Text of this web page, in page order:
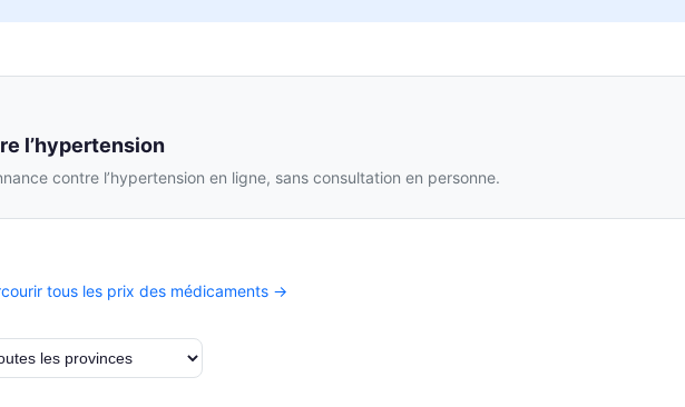
l’hypertension
contre l’hypertension en ligne, sans consultation en personne.
tous les prix des médicaments →